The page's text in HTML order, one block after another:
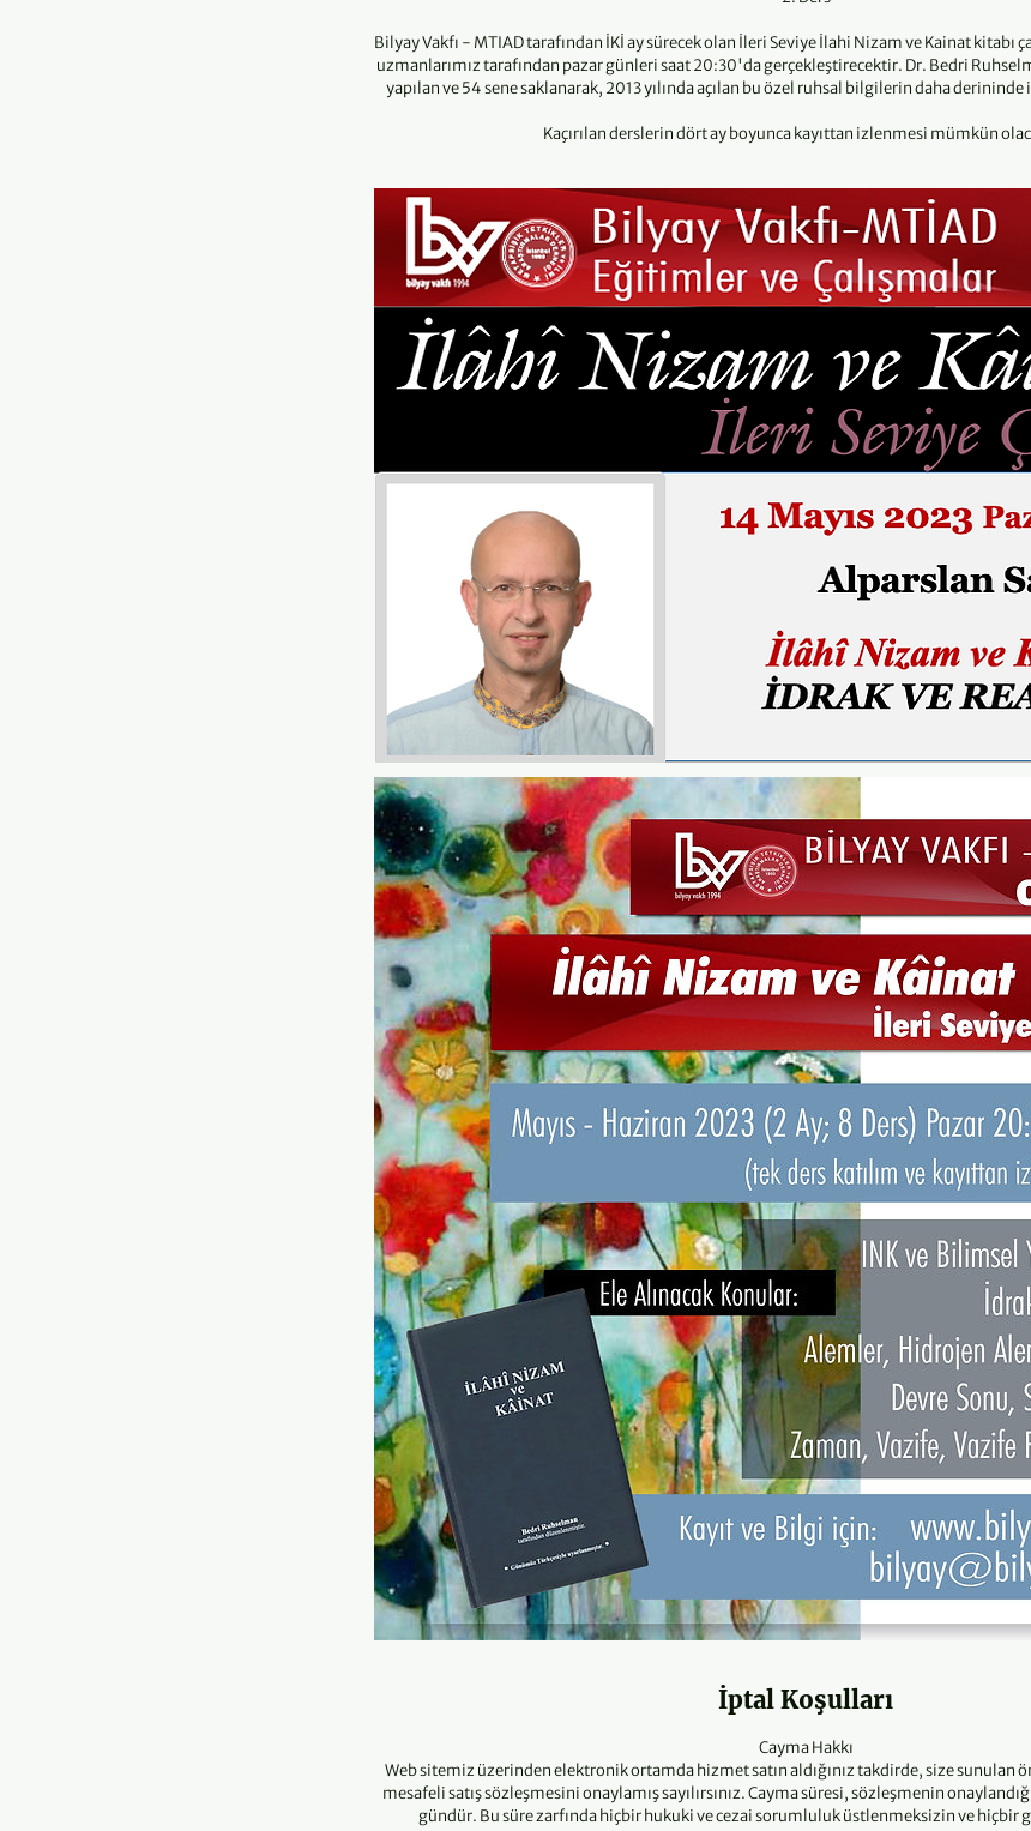
Bilyay Vakfı - MTIAD tarafından İKİ ay sürecek olan İleri Seviye İlahi Nizam ve Kainat kitabı
uzmanlarımız tarafından pazar günleri saat 20:30'da gerçekleştirecektir. Dr. Bedri
yapılan ve 54 sene saklanarak, 2013 yılında açılan bu özel ruhsal bilgilerin daha
Kaçırılan derslerin dört ay boyunca kayıttan izlenmesi mümkün
İptal Koşulları
Cayma Hakkı
Web sitemiz üzerinden elektronik ortamda hizmet satın aldığınız takdirde, size
mesafeli satış sözleşmesini onaylamış sayılırsınız. Cayma süresi, sözleşmenin
gündür. Bu süre zarfında hiçbir hukuki ve cezai sorumluluk üstlenmeksizin ve hiçbir